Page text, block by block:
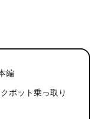
編
ポット乗っ取り